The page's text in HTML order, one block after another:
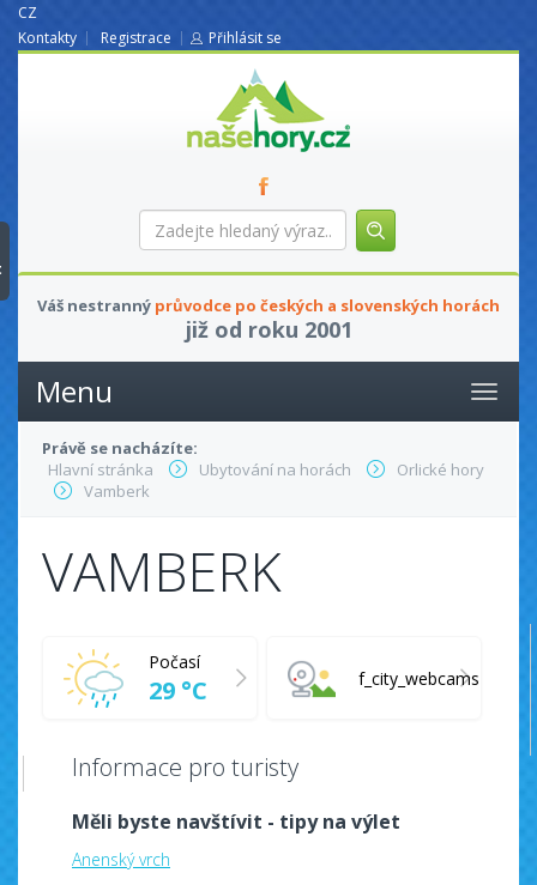
CZ
Kontakty
Registrace Přihlásit se
nasehory.cz
Zadejte
hledaný
Váš nestranný průvodce po českých a slovenských horách
již od roku 2001
Menu
Právě se nacházíte:
Hlavní stránka
Ubytování na horách
Orlické hory
Vamberk
VAMBERK
Počasí
29 °C f_city_webcams
Informace pro turisty
Měli byste navštívit - tipy na výlet
Anenský vrch